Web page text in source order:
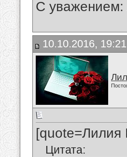
С уважением:
10.10.2016, 19:21
[quote=Лилия
Цитата: